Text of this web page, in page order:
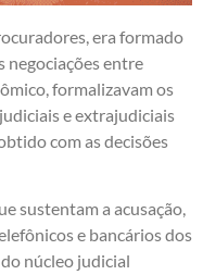
era formado
negociações entre
formalizavam os
e extrajudiciais
com as decisões
sustentam a acusação,
e bancários dos
núcleo judicial